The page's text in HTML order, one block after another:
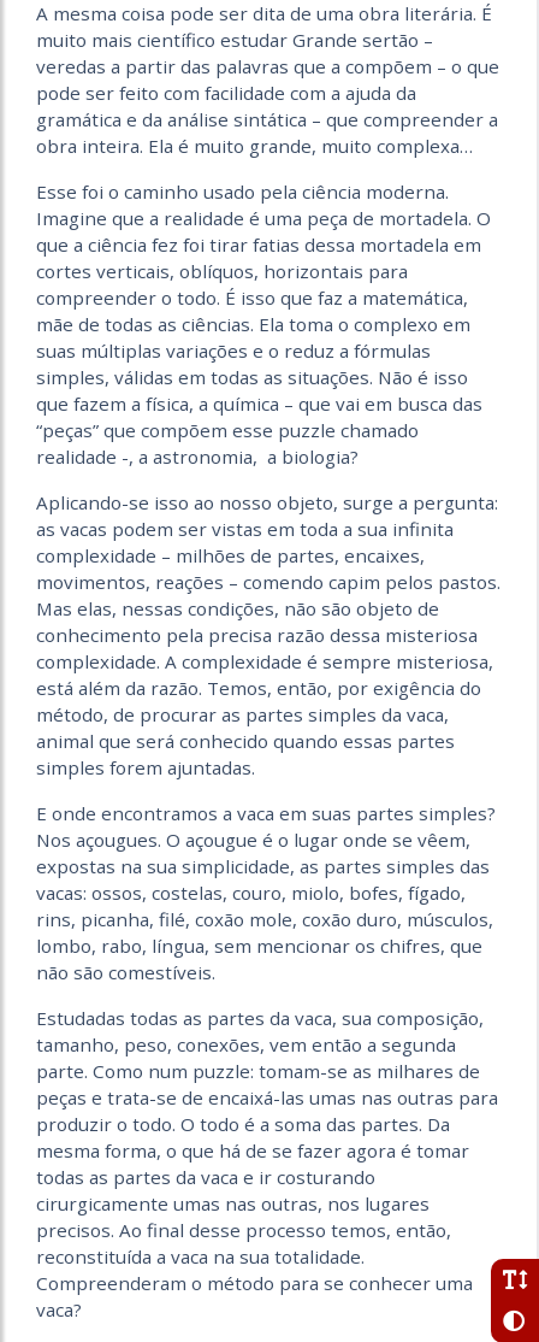
A mesma coisa pode ser dita de uma obra literária. É
muito mais científico estudar Grande sertão –
veredas a partir das palavras que a compõem – o que
pode ser feito com facilidade com a ajuda da
gramática e da análise sintática – que compreender a
obra inteira. Ela é muito grande, muito complexa…
Esse foi o caminho usado pela ciência moderna.
Imagine que a realidade é uma peça de mortadela. O
que a ciência fez foi tirar fatias dessa mortadela em
cortes verticais, oblíquos, horizontais para
compreender o todo. É isso que faz a matemática,
mãe de todas as ciências. Ela toma o complexo em
suas múltiplas variações e o reduz a fórmulas
simples, válidas em todas as situações. Não é isso
que fazem a física, a química – que vai em busca das
“peças” que compõem esse puzzle chamado
realidade -, a astronomia, a biologia?
Aplicando-se isso ao nosso objeto, surge a pergunta:
as vacas podem ser vistas em toda a sua infinita
complexidade – milhões de partes, encaixes,
movimentos, reações – comendo capim pelos pastos.
Mas elas, nessas condições, não são objeto de
conhecimento pela precisa razão dessa misteriosa
complexidade. A complexidade é sempre misteriosa,
está além da razão. Temos, então, por exigência do
método, de procurar as partes simples da vaca,
animal que será conhecido quando essas partes
simples forem ajuntadas.
E onde encontramos a vaca em suas partes simples?
Nos açougues. O açougue é o lugar onde se vêem,
expostas na sua simplicidade, as partes simples das
vacas: ossos, costelas, couro, miolo, bofes, fígado,
rins, picanha, filé, coxão mole, coxão duro, músculos,
lombo, rabo, língua, sem mencionar os chifres, que
não são comestíveis.
Estudadas todas as partes da vaca, sua composição,
tamanho, peso, conexões, vem então a segunda
parte. Como num puzzle: tomam-se as milhares de
peças e trata-se de encaixá-las umas nas outras para
produzir o todo. O todo é a soma das partes. Da
mesma forma, o que há de se fazer agora é tomar
todas as partes da vaca e ir costurando
cirurgicamente umas nas outras, nos lugares
precisos. Ao final desse processo temos, então,
reconstituída a vaca na sua totalidade.
Compreenderam o método para se conhecer uma
vaca?